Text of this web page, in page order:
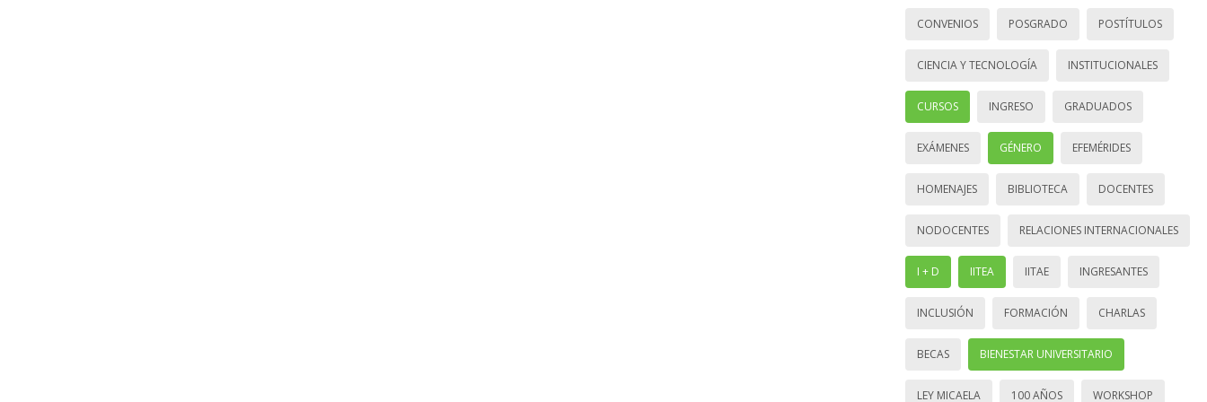
CONVENIOS POSGRADO POSTÍTULOS
CIENCIA Y TECNOLOGÍA INSTITUCIONALES
CURSOS INGRESO GRADUADOS
EXÁMENES GÉNERO EFEMÉRIDES
HOMENAJES BIBLIOTECA DOCENTES
NODOCENTES RELACIONES INTERNACIONALES
I + D IITEA IITAE INGRESANTES
INCLUSIÓN FORMACIÓN CHARLAS
BECAS BIENESTAR UNIVERSITARIO
LEY MICAELA 100 AÑOS WORKSHOP